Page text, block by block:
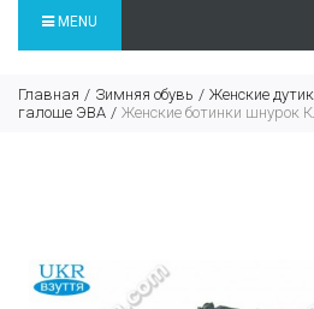
MENU
Главная Зимняя обувь Женские
галоше ЭВА
Женские ботинки шнурок